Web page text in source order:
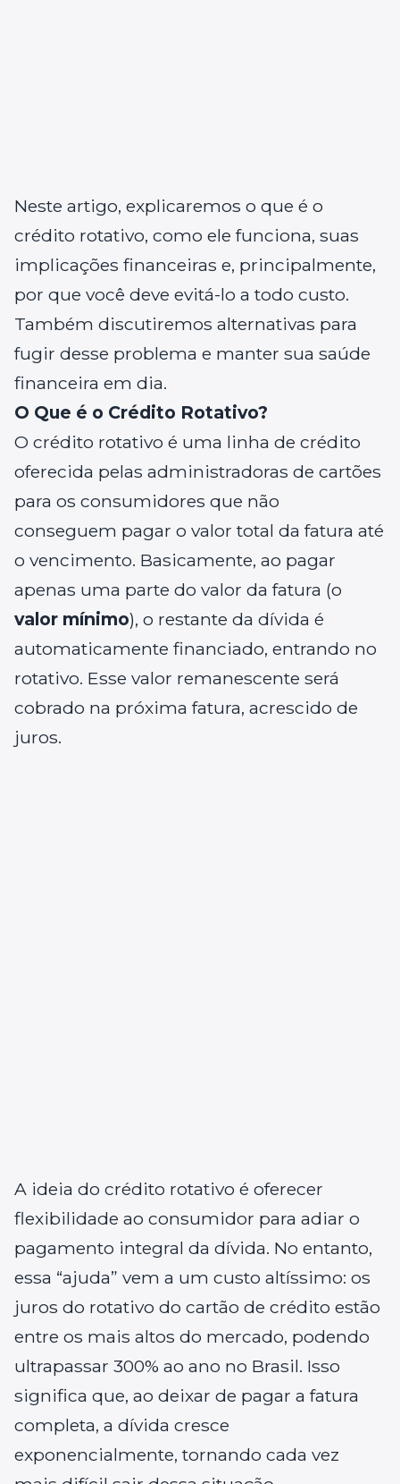
Neste artigo, explicaremos o que é o
crédito rotativo, como ele funciona, suas
implicações financeiras e, principalmente,
por que você deve evitá-lo a todo custo.
Também discutiremos alternativas para
fugir desse problema e manter sua saúde
financeira em dia.
O Que é o Crédito Rotativo?
O crédito rotativo é uma linha de crédito
oferecida pelas administradoras de cartões
para os consumidores que não
conseguem pagar o valor total da fatura até
o vencimento. Basicamente, ao pagar
apenas uma parte do valor da fatura (o
valor mínimo), o restante da dívida é
automaticamente financiado, entrando no
rotativo. Esse valor remanescente será
cobrado na próxima fatura, acrescido de
juros.
A ideia do crédito rotativo é oferecer
flexibilidade ao consumidor para adiar o
pagamento integral da dívida. No entanto,
essa “ajuda” vem a um custo altíssimo: os
juros do rotativo do cartão de crédito estão
entre os mais altos do mercado, podendo
ultrapassar 300% ao ano no Brasil. Isso
significa que, ao deixar de pagar a fatura
completa, a dívida cresce
exponencialmente, tornando cada vez